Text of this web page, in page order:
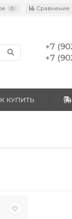
0 Сравнение
+7
+7
КУПИТЬ